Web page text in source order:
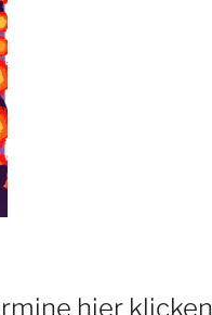
hier klicken